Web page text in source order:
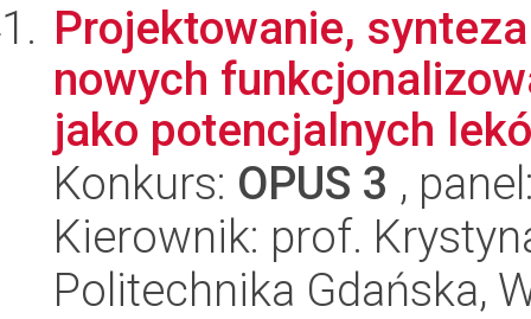
Projektowanie,
nowych
jako potencjalnych
Konkurs: OPUS 3 ,
Kierownik: prof.
Politechnika Gdańska,